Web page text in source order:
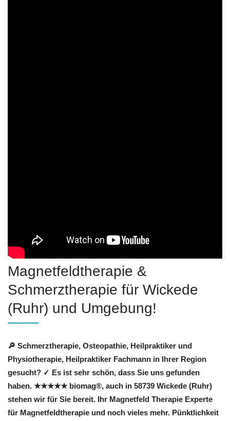
Magnetfeldtherapie &
Schmerztherapie für Wickede
(Ruhr) und Umgebung!
🔎 Schmerztherapie, Osteopathie, Heilpraktiker und
Physiotherapie, Heilpraktiker Fachmann in Ihrer Region
gesucht? ✓ Es ist sehr schön, dass Sie uns gefunden
haben. ★★★★★ biomag®, auch in 58739 Wickede (Ruhr)
stehen wir für Sie bereit. Ihr Magnetfeld Therapie Experte
für Magnetfeldtherapie und noch vieles mehr. Pünktlichkeit